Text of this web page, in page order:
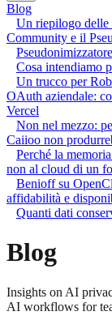
Blog
Un riepilogo delle
Community e il
Cosa intendiamo
Un trucco per
OAuth aziendale:
Vercel
Non nel mezzo:
Caiioo non
Perché la
non al cloud di un
Benioff su
affidabilità e
Quanti dati
Blog
Insights on AI
AI workflows for